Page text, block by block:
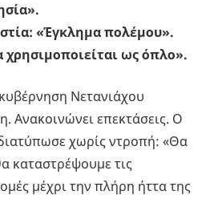
«Έγκλημα πολέμου».
ως όπλο».
Νετανιάχου
Ανακοινώνει επεκτάσεις. Ο
χωρίς ντροπή: «Θα
καταστρέψουμε τις
μέχρι την πλήρη ήττα της